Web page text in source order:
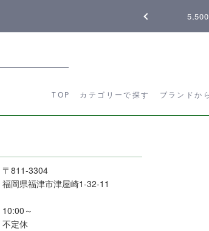
TOP カテゴリーで探す ブランドか
カテゴリーから探す ブラン
〒811-3304
福岡県福津市津屋崎1-32-11
10:00～
不定休